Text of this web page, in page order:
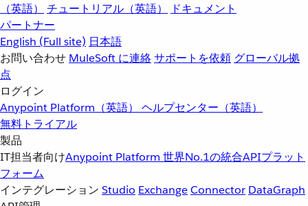
（英語）
チュートリアル（英語）
ドキュメント
パートナー
English (Full site) 日本語
お問い合わせ MuleSoft に連絡サポートを依頼 グローバル拠
点
ログイン
Anypoint Platform（英語） ヘルプセンター（英語）
無料トライアル
製品
IT担当者向けAnypoint Platform 世界No.1の統合APIプラット
フォーム
インテグレーション Studio ExchangeConnector DataGraph